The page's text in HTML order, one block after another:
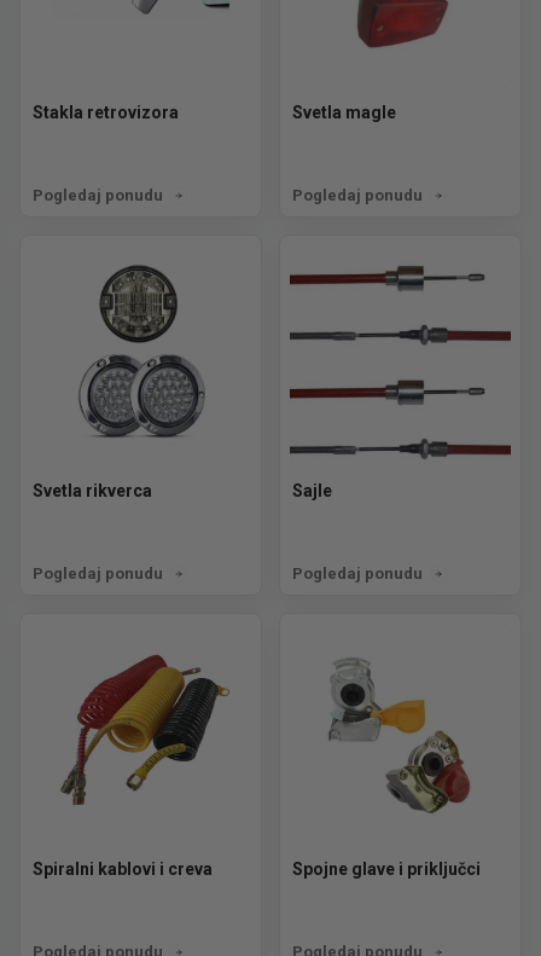
Stakla retrovizora
Pogledaj ponudu
Svetla magle
Pogledaj ponudu
Svetla rikverca
Pogledaj ponudu
Sajle
Pogledaj ponudu
Spiralni kablovi i creva
Pogledaj ponudu
Spojne glave i priključci
Pogledaj ponudu